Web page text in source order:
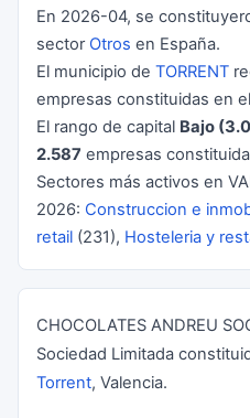
En 2026-04, se
sector Otros en España.
El municipio de TORRENT
empresas constituidas en
El rango de capital Bajo
2.587 empresas
Sectores más activos en
2026: Construccion e
retail (231), Hosteleria y
CHOCOLATES ANDREU
Sociedad Limitada
Torrent, Valencia.